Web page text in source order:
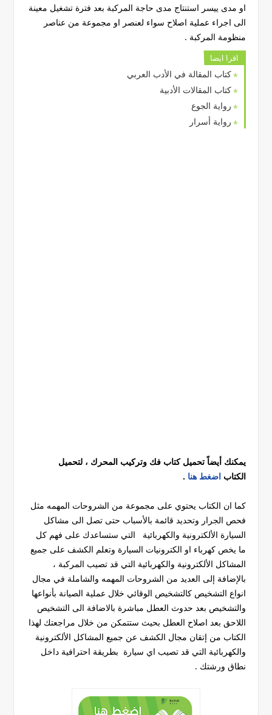
او مدى ييسر استنتاج مدى حاجة المركبة بعد فترة تشغيل معينة
الى اجراء عملية اصلاح سواء لعنصر او مجموعة من عناصر
منظومة المركبة .
اقرا ايضا
كتاب المقالة في الأدب العربي
كتاب المقالات الأدبية
رواية الجوع
رواية أسرار
يمكنك أيضاً تحميل كتاب فك وتركيب المحرك ، لتحميل
الكتاباضغط هنا .
كما ان الكتاب يحتوي على مجموعة من الشروحات المهمه مثل
فحص الجرار وتحديد قائمة بالأسباب حتى تصل الى مشاكل
السيارة الألكترونية والكهربائية التي ستساعدك على فهم كل
ما يخص كهرباء او الكترونيات السيارة وتعلم الكشف على جميع
المشاكل الألكترونية والكهربائية التي قد تصيب المركبة ،
بالإضافة إلى العديد من الشروحات المهمه والشاملة في مجال
انواع التشخيص كالتشخيص الوقائي خلال عملية الصيانة بأنواعها
والتشخيص بعد حدوث العطل مباشرة بالاضافة الى التشخيص
اللاحق بعد اصلاح العطل بحيث ستتمكن من خلال مراجعتك لهذا
الكتاب من إتقان مجال الكشف عن جميع المشاكل الألكترونية
والكهربائية التي قد تصيب اي سيارة بطريقة احترافية داخل
نطاق ورشتك .